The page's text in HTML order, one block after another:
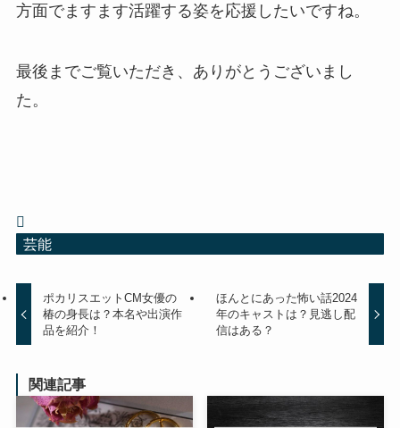
方面でますます活躍する姿を応援したいですね。
最後までご覧いただき、ありがとうございまし
た。
芸能
ポカリスエットCM女優の
椿の身長は？本名や出演作
品を紹介！
ほんとにあった怖い話2024
年のキャストは？見逃し配
信はある？
関連記事